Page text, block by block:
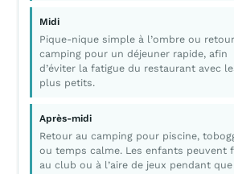
Midi
Pique-nique simple à l’ombre ou
camping pour un déjeuner rapide, afin
d’éviter la fatigue du restaurant avec
plus petits.
Après-midi
Retour au camping pour piscine,
ou temps calme. Les enfants peuvent
au club ou à l’aire de jeux pendant